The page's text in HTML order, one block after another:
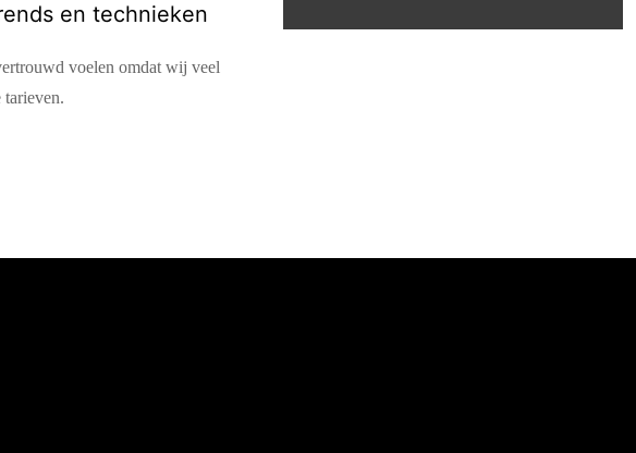
en technieken
voelen omdat wij veel
tarieven.